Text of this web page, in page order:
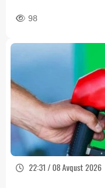
98
22:31 / 08 Avqust 2026